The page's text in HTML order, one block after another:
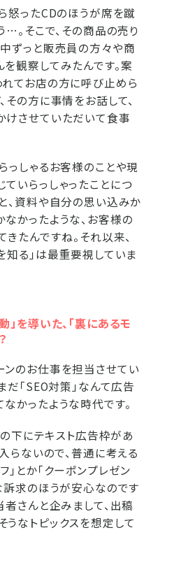
怒ったCDのほうが席を蹴
…。そこで、その商品の売り
ずっと販売員の方々や商
観察してみたんです。案
てお店の方に呼び止めら
その方に事情をお話して、
けさせていただいて食事
っしゃるお客様のことや現
いらっしゃったことにつ
、資料や自分の思い込みか
かったような、お客様の
きたんですね。それ以来、
知る」は最重要視していま
」を導いた、「裏にあるモ
のお仕事を担当させてい
だ「SEO対策」なんて広告
かったような時代です。
下にテキスト広告枠があ
らないので、普通に考える
とか「クーポンプレゼン
訴求のほうが安心なのです
者さんと企みまして、出稿
なトピックスを想定して